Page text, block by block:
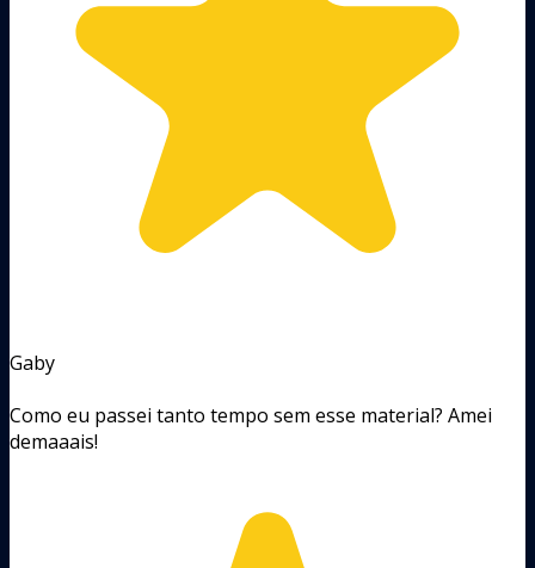
Gaby
Como eu passei tanto tempo sem esse material? Amei
demaaais!